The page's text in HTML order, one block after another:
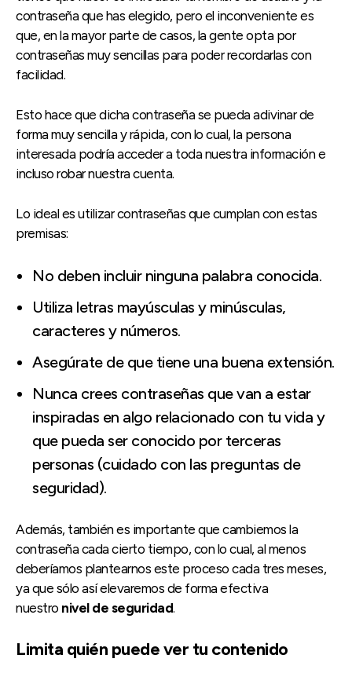
contraseña que has elegido, pero el inconveniente es
que, en la mayor parte de casos, la gente opta por
contraseñas muy sencillas para poder recordarlas con
facilidad.
Esto hace que dicha contraseña se pueda adivinar de
forma muy sencilla y rápida, con lo cual, la persona
interesada podría acceder a toda nuestra información e
incluso robar nuestra cuenta.
Lo ideal es utilizar contraseñas que cumplan con estas
premisas:
No deben incluir ninguna palabra conocida.
Utiliza letras mayúsculas y minúsculas,
caracteres y números.
Asegúrate de que tiene una buena extensión.
Nunca crees contraseñas que van a estar
inspiradas en algo relacionado con tu vida y
que pueda ser conocido por terceras
personas (cuidado con las preguntas de
seguridad).
Además, también es importante que cambiemos la
contraseña cada cierto tiempo, con lo cual, al menos
deberíamos plantearnos este proceso cada tres meses,
ya que sólo así elevaremos de forma efectiva
nuestro nivel de seguridad.
Limita quién puede ver tu contenido